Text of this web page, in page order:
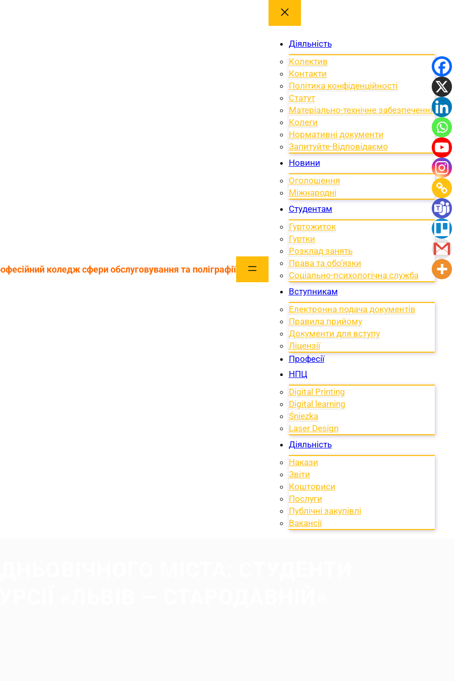
коледж сфери обслуговування та поліграфії
Діяльність
Колектив
Контакти
Політика конфіденційності
Статут
Матеріально-технічне забезпечення
Колеги
Нормативні документи
Запитуйте-Відповідаємо
Новини
Оголошення
Міжнародні
Студентам
Гуртожиток
Гуртки
Розклад занять
Права та обо’язки
Соціально-психологічна служба
Вступникам
Електронна подача документів
Правила прийому
Документи для вступу
Ліцензії
Професії
НПЦ
Digital Printing
Digital learning
Śniezka
Laser Design
Діяльність
Накази
Звіти
Кошториси
Послуги
Публічні закупівлі
Вакансії